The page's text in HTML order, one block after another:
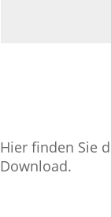
Hier finden Sie
Download.